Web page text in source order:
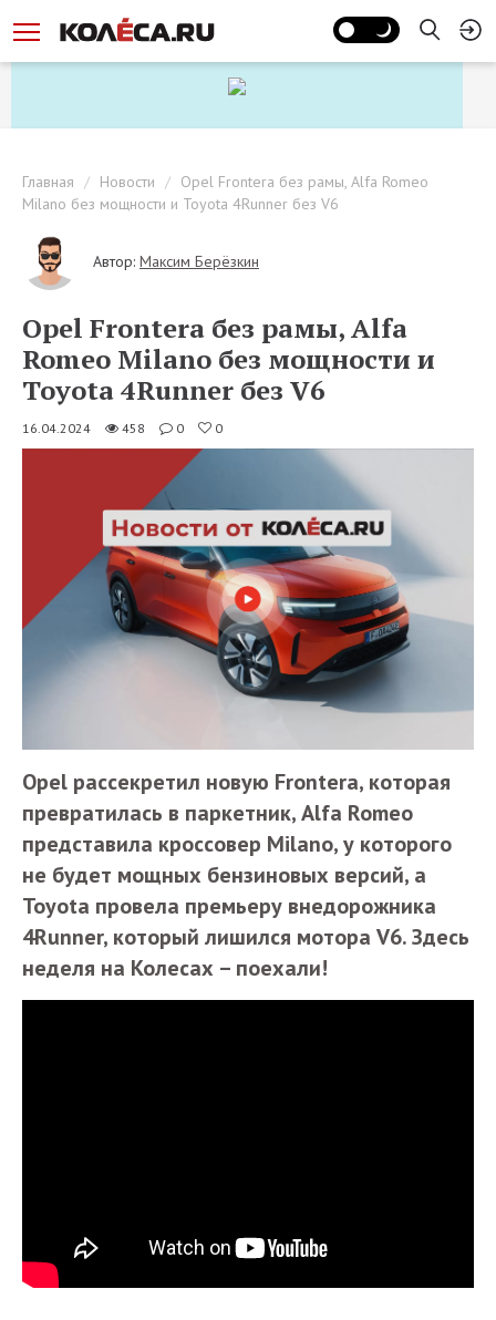
Главная Новости
Opel Frontera без рамы, Alfa Romeo
Milano без мощности и Toyota 4Runner без V6
Автор: Максим Берёзкин
Opel Frontera без рамы, Alfa
Romeo Milano без мощности и
Toyota 4Runner без V6
16.04.2024 458 0 0
Opel рассекретил новую Frontera, которая
превратилась в паркетник, Alfa Romeo
представила кроссовер Milano, у которого
не будет мощных бензиновых версий, а
Toyota провела премьеру внедорожника
4Runner, который лишился мотора V6. Здесь
неделя на Колесах – поехали!